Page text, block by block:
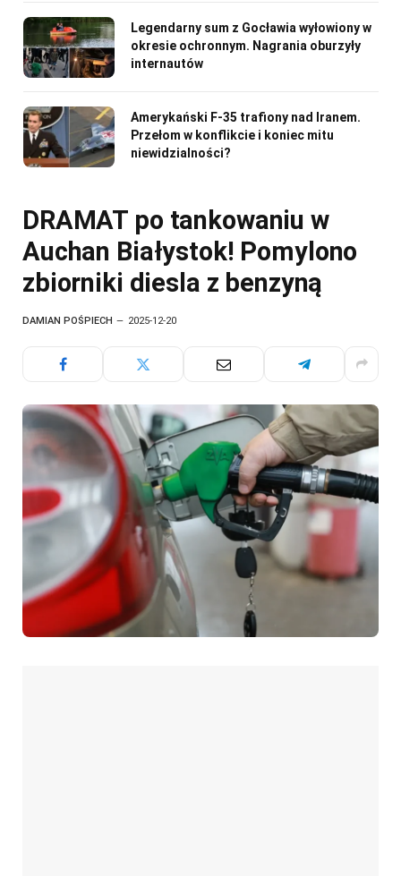
Legendarny sum z Gocławia wyłowiony w
okresie ochronnym. Nagrania oburzyły
internautów
Amerykański F-35 trafiony nad Iranem.
Przełom w konflikcie i koniec mitu
niewidzialności?
DRAMAT po tankowaniu w
Auchan Białystok! Pomylono
zbiorniki diesla z benzyną
DAMIAN POŚPIECH 2025-12-20